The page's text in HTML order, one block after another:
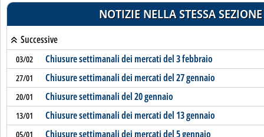
NOTIZIE NELLA STESSA SEZIONE
Successive
03/02 Chiusure settimanali dei mercati del 3 febbraio
27/01 Chiusure settimanali dei mercati del 27 gennaio
20/01 Chiusure settimanali del 20 gennaio
13/01 Chiusure settimanali dei mercati del 13 gennaio
05/01 Chiusure settimanali dei mercati del 5 gennaio